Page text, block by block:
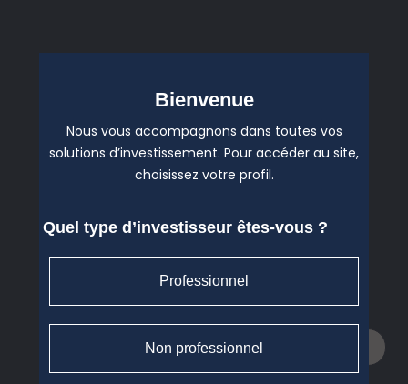
Patrimonia 2026
Nous participons à l'évènement
professionnels du patrimoine les 30
Lire l'article
Bienvenue
Nous vous accompagnons dans toutes vos
solutions d’investissement. Pour accéder au site,
choisissez votre profil.
Quel type d’investisseur êtes-vous ?
Professionnel
Non professionnel